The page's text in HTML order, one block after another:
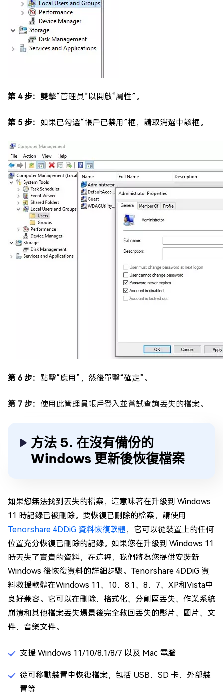
第 4 步： 雙擊“管理員”以開啟“屬性”。
第 5 步： 如果已勾選“帳戶已禁用”框，請取消選中該框。
第 6 步： 點擊“應用”，然後單擊“確定”。
第 7 步： 使用此管理員帳戶登入並嘗試查詢丟失的檔案。
方法 5. 在沒有備份的
Windows 更新後恢復檔案
如果您無法找到丟失的檔案，這意味著在升級到 Windows
11 時記錄已被刪除。要恢復已刪除的檔案，請使用
Tenorshare 4DDiG 資料恢復軟體 ，它可以從裝置上的任何
位置充分恢復已刪除的記錄。如果您在升級到 Windows 11
時丟失了寶貴的資料，在這裡，我們將為您提供安裝新
Windows 後恢復資料的詳細步驟。Tenorshare 4DDiG 資
料救援軟體在Windows 11、10、8.1、8、7、XP和Vista中
良好兼容。它可以在刪除、格式化、分割區丟失、作業系統
崩潰和其他檔案丟失場景後完全救回丟失的影片、圖片、文
件、音樂文件。
支援 Windows 11/10/8.1/8/7 以及 Mac 電腦
從可移動裝置中恢復檔案，包括 USB、SD 卡、外部裝
置等